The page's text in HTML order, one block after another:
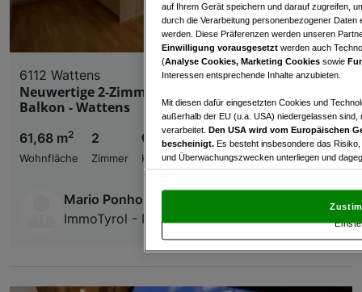
6112 Wattens
Neuwertige 2-Zimmer-Wohnung mit sonnigem
Balkon - Wattens
61,68 m2
Wohnfläche
2
Zimmer
€ 429.000,00
Kaufpreis
Mario Ponholzer
ImmoTyrol - Ponholzer e.U.
auf Ihrem Gerät speichern und darauf zugreifen,
durch die Verarbeitung personenbezogener
werden. Diese Präferenzen werden unseren
Einwilligung vorausgesetzt werden auch
(Analyse Cookies, Marketing Cookies sowie
Interessen entsprechende Inhalte anzubieten.
Mit diesen dafür eingesetzten Cookies und
außerhalb der EU (u.a. USA) niedergelassen
verarbeitet. Den USA wird vom Europäischen
bescheinigt. Es besteht insbesondere das
und Überwachungszwecken unterliegen und
und Widerspruch gegen die Verarbeitung auf der
„Cookie Einstellungen“, die sich auf jeder Seite